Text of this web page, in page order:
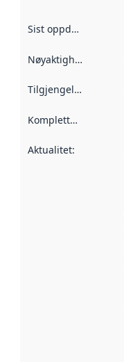
Sist oppdatert
Nøyaktighet
Tilgjengelighet
Kompletthet
Aktualitet: